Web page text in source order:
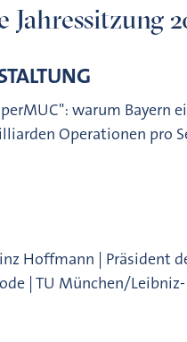
Jahressitzung
warum Bayern
Operationen pro
Hoffmann | Präsident
| TU München/Leibniz-